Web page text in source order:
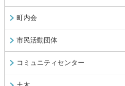
町内会
市民活動団体
コミュニティセンター